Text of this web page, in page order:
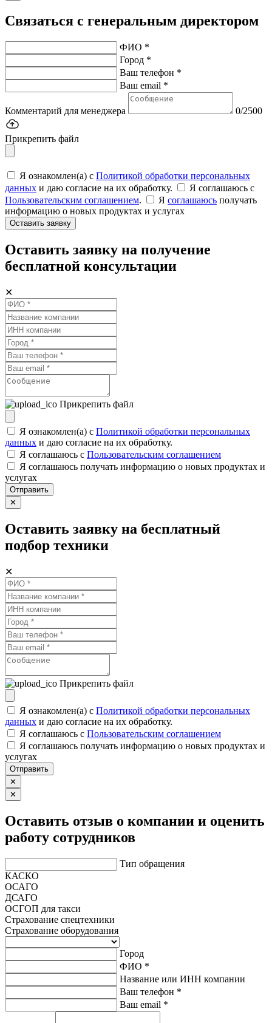
Связаться с генеральным директором
ФИО *
Город *
Ваш телефон *
Ваш email *
Комментарий для менеджера 0/2500
Прикрепить файл
Я ознакомлен(а) с Политикой обработки персональных
данных и даю согласие на их обработку.
Я соглашаюсь c
Пользовательским соглашением. Я соглашаюсь получать
информацию о новых продуктах и услугах
Оставить заявку
Оставить заявку на получение
бесплатной консультации
✕
Прикрепить файл
Я ознакомлен(а) с Политикой обработки персональных
данных и даю согласие на их обработку.
Я соглашаюсь c Пользовательским соглашением
Я соглашаюсь получать информацию о новых продуктах и
услугах
Отправить
✕
Оставить заявку на бесплатный
подбор техники
✕
Прикрепить файл
Я ознакомлен(а) с Политикой обработки персональных
данных и даю согласие на их обработку.
Я соглашаюсь c Пользовательским соглашением
Я соглашаюсь получать информацию о новых продуктах и
услугах
Отправить
✕
✕
Оставить отзыв о компании и оценить
работу сотрудников
Тип обращения
КАСКО
ОСАГО
ДСАГО
ОСГОП для такси
Страхование спецтехники
Страхование оборудования
Город
ФИО *
Название или ИНН компании
Ваш телефон *
Ваш email *